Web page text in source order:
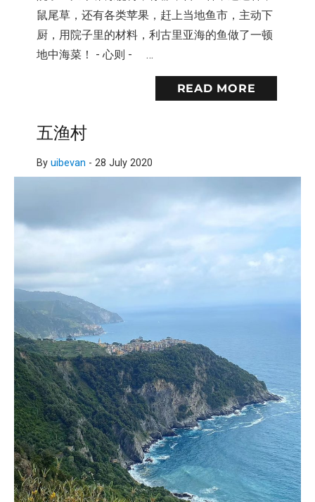
鼠尾草，还有各类苹果，赶上当地鱼市，主动下
厨，用院子里的材料，利古里亚海的鱼做了一顿
地中海菜！ - 心则 - …
READ MORE
五渔村
By uibevan - 28 July 2020